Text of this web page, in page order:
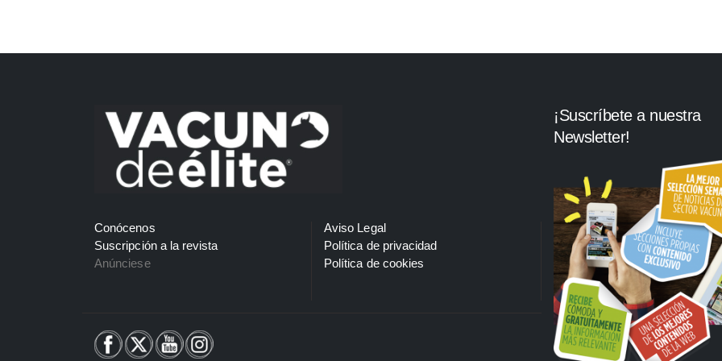
Conócenos
Suscripción a la revista
Anúnciese
Aviso Legal
Política de privacidad
Política de cookies
¡Suscríbete a nuestra
Newsletter!